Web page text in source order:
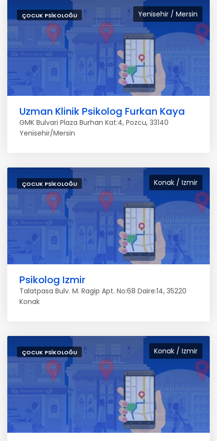
Yenisehir / Mersin
ÇOCUK PSIKOLOĞU
Uzman Klinik Psikolog Furkan Kaya
GMK Bulvari Plaza Burhan Kat:4, Pozcu, 33140
Yenisehir/Mersin
Konak / Izmir
ÇOCUK PSIKOLOĞU
Psikolog Izmir
Talatpasa Bulv. M. Ragip Apt. No:68 Daire:14, 35220
Konak
Konak / Izmir
ÇOCUK PSIKOLOĞU